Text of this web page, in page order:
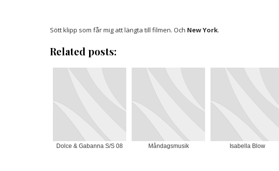
Sött klipp som får mig att längta till filmen. Och New York.
Related posts:
Dolce & Gabanna S/S 08 Måndagsmusik Isabella Blow